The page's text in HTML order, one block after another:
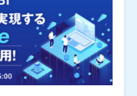
理解が不可欠です。 さら
した人材が不足している
が思うように進まないケー
、SAPのデータ構造は複雑
では“ブラックボックス”と
したエンジニアが在籍す
通じて「なぜ既存のDWH
すれば、データ活用の次の
も明らかにしていきます。
データを活用したい」「S
いない」とお困りの方